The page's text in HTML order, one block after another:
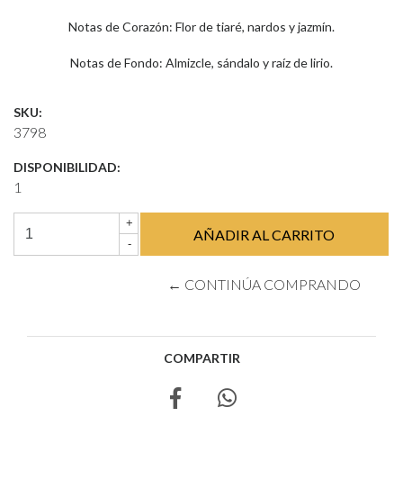
Notas de Corazón: Flor de tiaré, nardos y jazmín.
Notas de Fondo: Almizcle, sándalo y raíz de lirio.
SKU:
3798
DISPONIBILIDAD:
1
+
-
← CONTINÚA COMPRANDO
COMPARTIR